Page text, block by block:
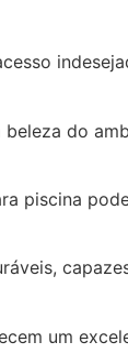
do
piscina
um